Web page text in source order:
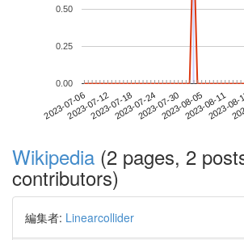
2023-07-062023-07-122023-07-182023-07-242023-07-302023-08-052023-08-11
2023-
0.00
0.25
0.50
Wikipedia (2 pages, 2
contributors)
編集者: Linearcollider